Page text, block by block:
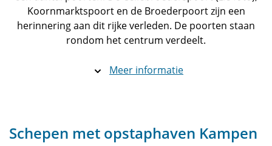
Koornmarktspoort en de Broederpoort zijn een
herinnering aan dit rijke verleden. De poorten staan
rondom het centrum verdeelt.
Meer informatie
Schepen met opstaphaven Kampen